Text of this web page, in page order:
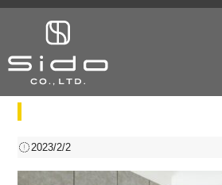
2023/2/2